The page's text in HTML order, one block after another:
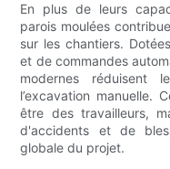
En plus de leurs
parois moulées
sur les chantiers.
et de commandes
modernes réduisent
l’excavation manuelle.
être des travailleurs,
d'accidents et de
globale du projet.